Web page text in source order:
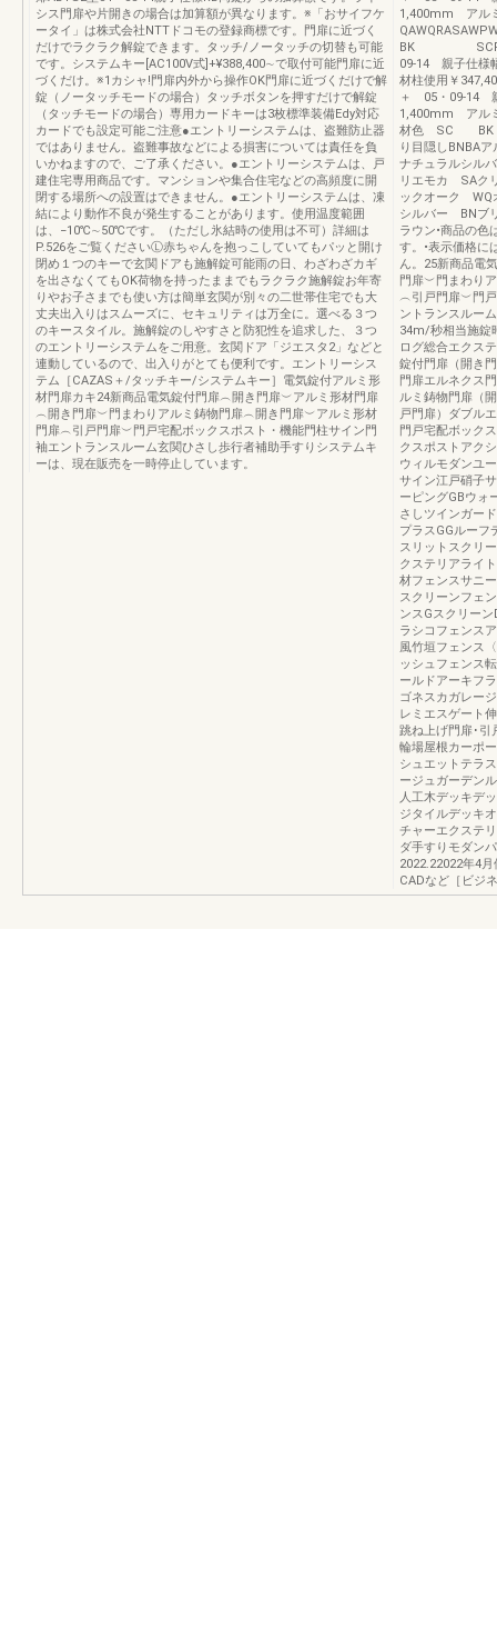
シス門扉や片開きの場合は加算額が異なります。※「おサイフケ
ータイ」は株式会社NTTドコモの登録商標です。門扉に近づく
だけでラクラク解錠できます。タッチ/ノータッチの切替も可能
です。システムキー[AC100V式]+¥388,400∼で取付可能門扉に近
づくだけ。※1カシャ!門扉内外から操作OK門扉に近づくだけで解
錠（ノータッチモードの場合）タッチボタンを押すだけで解錠
（タッチモードの場合）専用カードキーは3枚標準装備Edy対応
カードでも設定可能ご注意●エントリーシステムは、盗難防止器
ではありません。盗難事故などによる損害については責任を負
いかねますので、ご了承ください。●エントリーシステムは、戸
建住宅専用商品です。マンションや集合住宅などの高頻度に開
閉する場所への設置はできません。●エントリーシステムは、凍
結により動作不良が発生することがあります。使用温度範囲
は、−10℃∼50℃です。（ただし氷結時の使用は不可）詳細は
P.526をご覧くださいⓁ赤ちゃんを抱っこしていてもパッと開け
閉め１つのキーで玄関ドアも施解錠可能雨の日、わざわざカギ
を出さなくてもOK荷物を持ったままでもラクラク施解錠お年寄
りやお子さまでも使い方は簡単玄関が別々の二世帯住宅でも大
丈夫出入りはスムーズに、セキュリティは万全に。選べる３つ
のキースタイル。施解錠のしやすさと防犯性を追求した、３つ
のエントリーシステムをご用意。玄関ドア「ジエスタ2」などと
連動しているので、出入りがとても便利です。エントリーシス
テム［CAZAS＋/タッチキー/システムキー］電気錠付アルミ形
材門扉カキ24新商品電気錠付門扉︵開き門扉︶アルミ形材門扉
︵開き門扉︶門まわりアルミ鋳物門扉︵開き門扉︶アルミ形材
門扉︵引戸門扉︶門戸宅配ボックスポスト・機能門柱サイン門
袖エントランスルーム玄関ひさし歩行者補助手すりシステムキ
ーは、現在販売を一時停止しています。
1,400mm アル
BK SCFM1
09-14 親子仕様
材柱使用￥
＋ 05・09-14
1,400mm アル
材色 SC BK
り目隠しBNBA
ナチュラルシル
リエモカ SAク
ックオーク WQ
シルバー BNブ
ラウン•商品の色
す。•表示価格に
ん。25新商品電
門扉︶門まわり
︵引戸門扉︶門
ントランスルー
34m/秒相当施錠
ログ総合エクス
錠付門扉（開き
門扉エルネクス
ルミ鋳物門扉（
戸門扉）ダブル
門戸宅配ボック
クスポストアク
ウィルモダンユ
サイン江戸硝子
ーピングGBウォ
さしツインガー
プラスGGルーフ
スリットスクリ
クステリアライ
材フェンスサニ
スクリーンフェ
ンスGスクリー
ラシコフェンス
風竹垣フェンス
ッシュフェンス
ールドアーキフ
ゴネスカガレー
レミエスゲート
跳ね上げ門扉･引
輪場屋根カーポ
シュエットテラ
ージュガーデン
人工木デッキデ
ジタイルデッキ
チャーエクステ
ダ手すりモダン
2022.22022年4
CADなど［ビジ